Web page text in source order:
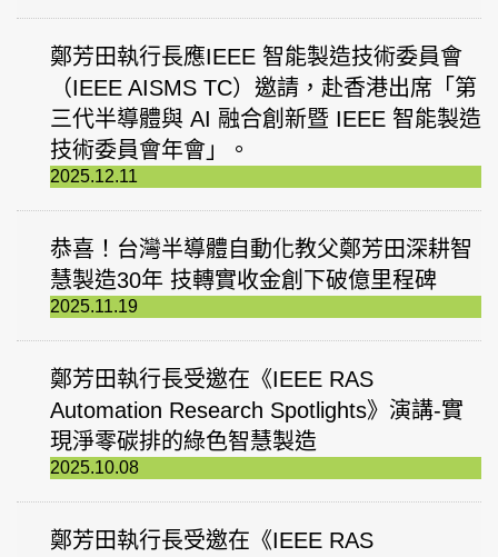
鄭芳田執行長應IEEE 智能製造技術委員會
（IEEE AISMS TC）邀請，赴香港出席「第
三代半導體與 AI 融合創新暨 IEEE 智能製造
技術委員會年會」。
2025.12.11
恭喜！台灣半導體自動化教父鄭芳田深耕智
慧製造30年 技轉實收金創下破億里程碑
2025.11.19
鄭芳田執行長受邀在《IEEE RAS
Automation Research Spotlights》演講-實
現淨零碳排的綠色智慧製造
2025.10.08
鄭芳田執行長受邀在《IEEE RAS